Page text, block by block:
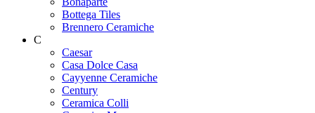
Bottega Tiles
Brennero Ceramiche
C
Caesar
Casa Dolce Casa
Cayyenne Ceramiche
Century
Ceramica Colli